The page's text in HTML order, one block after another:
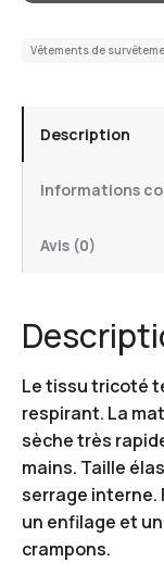
Vêtements de
Description
Informations
Avis (0)
Le tissu tricoté
respirant. La
sèche très
mains. Taille
serrage interne.
un enfilage et
crampons.